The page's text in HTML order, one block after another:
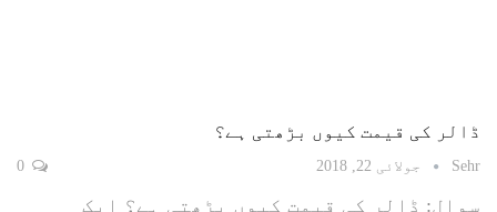
ڈالر کی قیمت کیوں بڑھتی ہے؟
Sehr جولائی 22, 2018
سوال: ڈالر کی قیمت کیوں بڑھتی ہے؟ ایک